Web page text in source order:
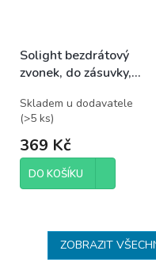
Solight bezdrátový
zvonek, do zásuvky,
code
Skladem u dodavatele
(>5 ks)
369 Kč
DO KOŠÍKU
ZOBRAZIT